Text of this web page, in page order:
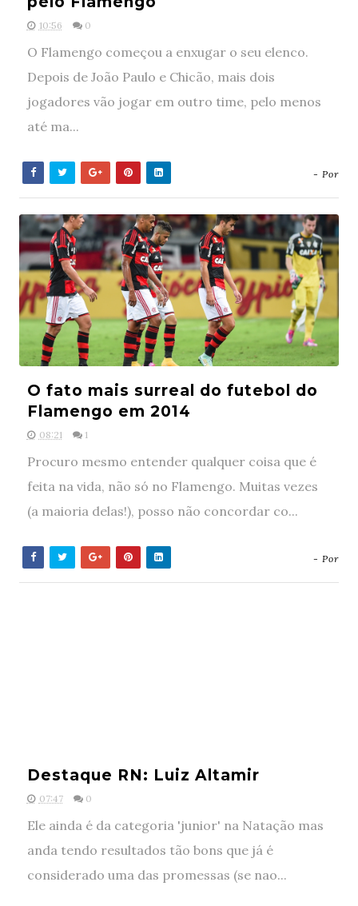
10:56 0
O Flamengo começou a enxugar o seu elenco.
Depois de João Paulo e Chicão, mais dois
jogadores vão jogar em outro time, pelo menos
até ma...
- Por
O fato mais surreal do futebol do
Flamengo em 2014
08:21 1
Procuro mesmo entender qualquer coisa que é
feita na vida, não só no Flamengo. Muitas vezes
(a maioria delas!), posso não concordar co...
- Por
Destaque RN: Luiz Altamir
07:47 0
Ele ainda é da categoria 'junior' na Natação mas
anda tendo resultados tão bons que já é
considerado uma das promessas (se nao...